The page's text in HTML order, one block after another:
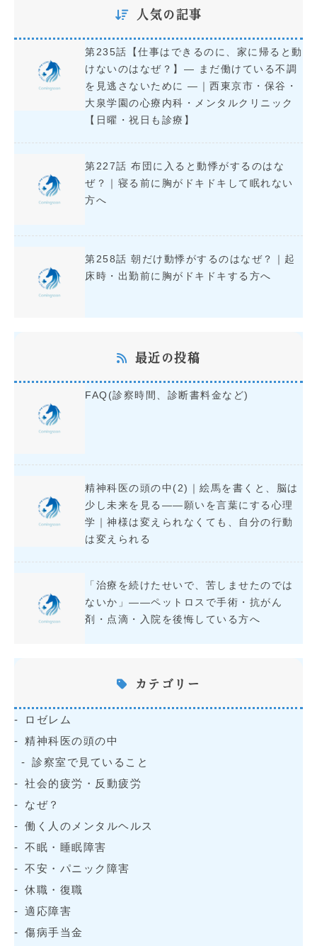
人気の記事
第235話【仕事はできるのに、家に帰ると動
けないのはなぜ？】― まだ働けている不調
を見逃さないために ―｜西東京市・保谷・
大泉学園の心療内科・メンタルクリニック
【日曜・祝日も診療】
第227話 布団に入ると動悸がするのはな
ぜ？｜寝る前に胸がドキドキして眠れない
方へ
第258話 朝だけ動悸がするのはなぜ？｜起
床時・出勤前に胸がドキドキする方へ
最近の投稿
FAQ(診察時間、診断書料金など)
精神科医の頭の中(2)｜絵馬を書くと、脳は
少し未来を見る――願いを言葉にする心理
学｜神様は変えられなくても、自分の行動
は変えられる
「治療を続けたせいで、苦しませたのでは
ないか」――ペットロスで手術・抗がん
剤・点滴・入院を後悔している方へ
カテゴリー
ロゼレム
精神科医の頭の中
診察室で見ていること
社会的疲労・反動疲労
なぜ？
働く人のメンタルヘルス
不眠・睡眠障害
不安・パニック障害
休職・復職
適応障害
傷病手当金